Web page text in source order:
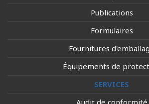
Publications
Formulaires
Fournitures
Équipements de
SERVICES
Audit de conformité